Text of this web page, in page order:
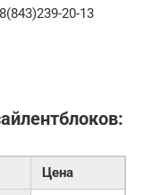
20-13
Цена